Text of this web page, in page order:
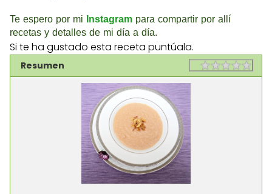
Te espero por mi Instagram para compartir por allí
recetas y detalles de mi día a día.
Si te ha gustado esta receta puntúala.
Resumen Rating